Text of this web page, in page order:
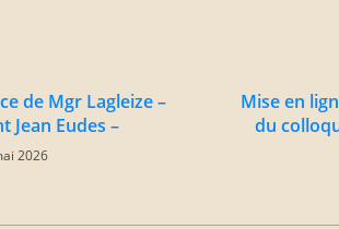
de Mgr Lagleize –
Jean Eudes –
2026
Mise en
du